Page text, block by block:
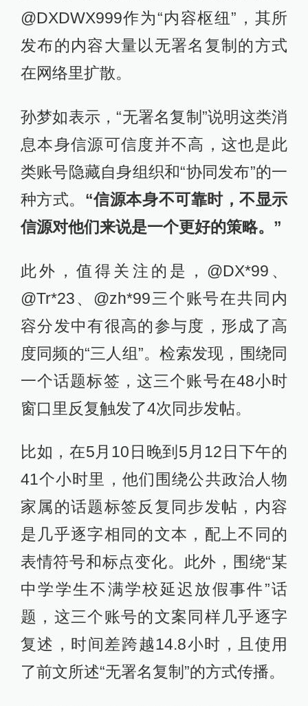
@DXDWX999作为“内容枢纽”，其所
发布的内容大量以无署名复制的方式
在网络里扩散。
孙梦如表示，“无署名复制”说明这类消
息本身信源可信度并不高，这也是此
类账号隐藏自身组织和“协同发布”的一
种方式。 “信源本身不可靠时，不显示
信源对他们来说是一个更好的策略。”
此外，值得关注的是，@DX*99、
@Tr*23、@zh*99三个账号在共同内
容分发中有很高的参与度，形成了高
度同频的“三人组”。检索发现，围绕同
⼀个话题标签，这三个账号在48⼩时
窗⼝里反复触发了4次同步发帖。
比如，在5月10日晚到5月12日下午的
41个⼩时里，他们围绕公共政治人物
家属的话题标签反复同步发帖，内容
是⼏乎逐字相同的文本，配上不同的
表情符号和标点变化。此外，围绕“某
中学学生不满学校延迟放假事件”话
题，这三个账号的文案同样⼏乎逐字
复述，时间差跨越14.8⼩时，且使用
了前文所述“无署名复制”的方式传播。